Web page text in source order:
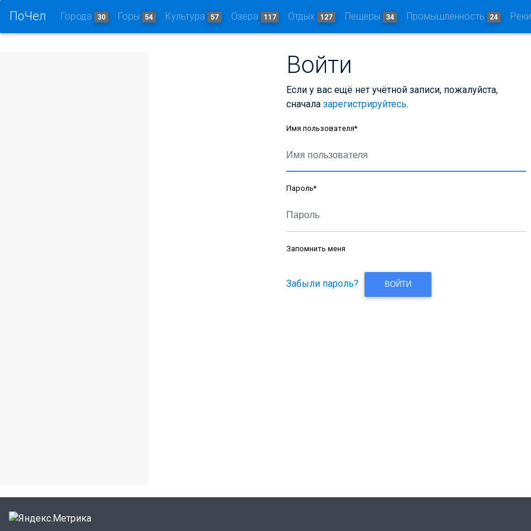
ПоЧел Города 30 Горы 54 Культура 57 Озера 117 Отдых 127 Пещеры 34 Промышленность 24
Войти
Если у вас ещё нет учётной записи, пожалуйста,
сначала зарегистрируйтесь.
Имя пользователя*
Пароль*
Запомнить меня
Забыли пароль? ВОЙТИ